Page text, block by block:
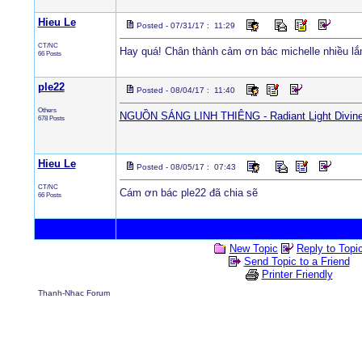
Hieu Le
CT/NC
66 Posts
Posted - 07/31/17 : 11:29
Hay quá! Chân thành cảm ơn bác michelle nhiều
ple22
Others
678 Posts
Posted - 08/04/17 : 11:40
NGUỒN SÁNG LINH THIÊNG - Radiant Light
Hieu Le
CT/NC
66 Posts
Posted - 08/05/17 : 07:43
Cám ơn bác ple22 đã chia sẽ
New Topic
Reply to Topic
Send Topic to a Friend
Printer Friendly
Thanh-Nhac Forum